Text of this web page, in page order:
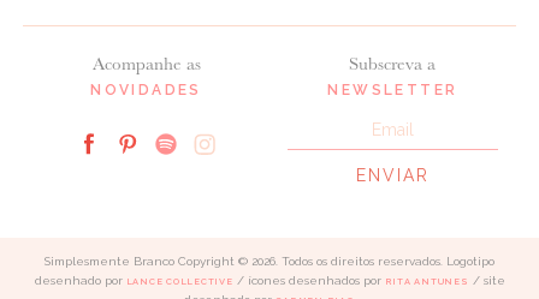
Acompanhe as
NOVIDADES
Subscreva a
NEWSLETTER
Simplesmente Branco Copyright © 2026. Todos os direitos reservados. Logotipo
desenhado por LANCE COLLECTIVE / ícones desenhados por RITA ANTUNES
/ site